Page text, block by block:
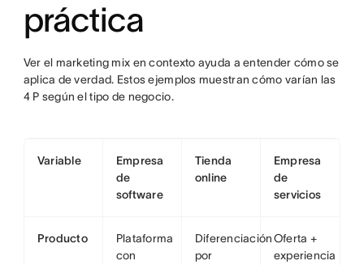
práctica
Ver el marketing mix en contexto ayuda a entender cómo se
aplica de verdad. Estos ejemplos muestran cómo varían las
4 P según el tipo de negocio.
Variable
Empresa
de
software
Tienda
online
Empresa
de
servicios
Producto
Plataforma
con
Diferenciación
por
Oferta +
experiencia